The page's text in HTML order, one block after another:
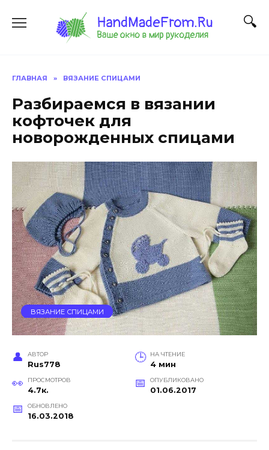
содержанию
ГЛАВНАЯ » ВЯЗАНИЕ СПИЦАМИ
Разбираемся в вязании
кофточек для
новорожденных спицами
ВЯЗАНИЕ СПИЦАМИ
АВТОР
Rus778
НА ЧТЕНИЕ
4 мин
ПРОСМОТРОВ
4.7к.
ОПУБЛИКОВАНО
01.06.2017
ОБНОВЛЕНО
16.03.2018